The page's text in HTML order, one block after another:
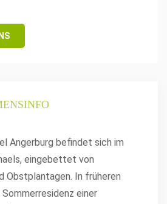
Angerburg befindet sich im
eingebettet von
Obstplantagen. In früheren
einer